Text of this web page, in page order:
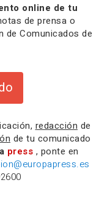
online de tu
de prensa o
de Comunicados de
redacción de
de tu comunicado
press , ponte en